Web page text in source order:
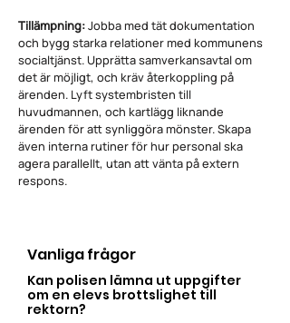
Tillämpning:Jobba med tät dokumentation
och bygg starka relationer med kommunens
socialtjänst. Upprätta samverkansavtal om
det är möjligt, och kräv återkoppling på
ärenden. Lyft systembristen till
huvudmannen, och kartlägg liknande
ärenden för att synliggöra mönster. Skapa
även interna rutiner för hur personal ska
agera parallellt, utan att vänta på extern
respons.
Vanliga frågor
Kan polisen lämna ut uppgifter
om en elevs brottslighet till
rektorn?